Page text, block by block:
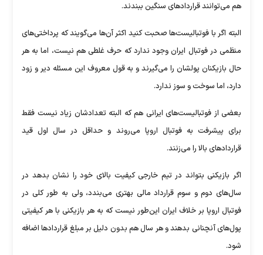
هم می‌توانند قرارداد‌های سنگین ببندند.
البته اگر با فوتبالیست‌ها صحبت کنید اکثر آن‌ها می‌گویند که پرداختی‌های
منظمی در فوتبال ایران وجود ندارد که حرف غلطی هم نیست، اما به هر
حال بازیکنان پولشان را می‌گیرند و به قول معروف این مسئله دیر و زود
دارد، اما سوخت و سوز ندارد.
بعضی از فوتبالیست‌های ایرانی هم که البته تعدادشان زیاد نیست فقط
برای پیشرفت به فوتبال اروپا می‌روند و حداقل در سال اول قید
قرارداد‌های بالا را می‌زنند.
اگر بازیکنی بتواند در تیم خارجی کیفیت بالای خود را نشان بدهد در
سال‌های دوم و سوم قرارداد مالی بهتری می‌بندد، ولی به طور کلی در
فوتبال اروپا بر خلاف ایران این‌طور نیست که به هر بازیکنی با هر کیفیتی
پول‌های آنچنانی بدهند و هر سال هم بدون دلیل بر مبلغ قرارداد‌ها اضافه
شود.